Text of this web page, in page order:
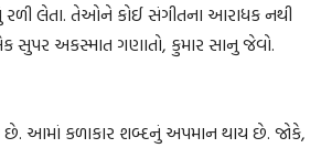
રળી લેતા. તેઓને કોઈ સંગીતના આરાધક નથી
અકસ્માત ગણાતો, કુમાર સાનુ જેવો.
આમાં કળાકાર શબ્દનું અપમાન થાય છે. જોકે,